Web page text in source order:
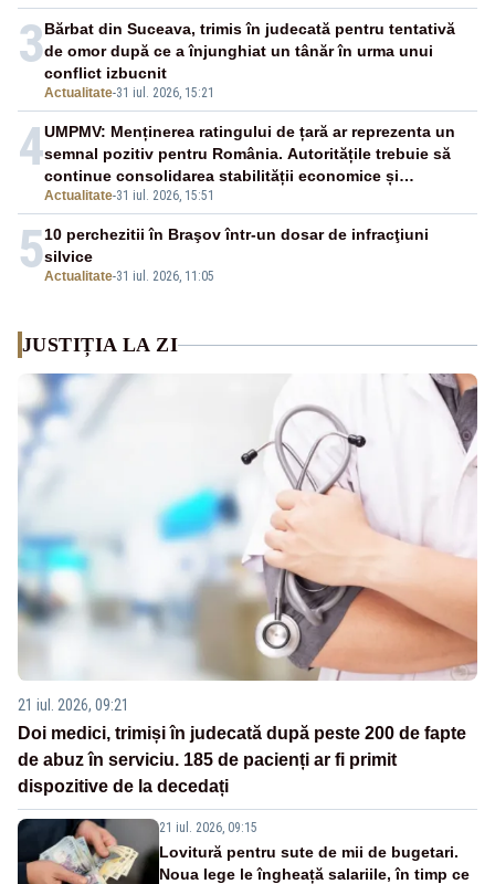
3
Actualitate-31 iul. 2026, 15:21
Bărbat din Suceava, trimis în judecată pentru tentativă
de omor după ce a înjunghiat un tânăr în urma unui
conflict izbucnit
4
Actualitate-31 iul. 2026, 15:51
UMPMV: Menținerea ratingului de țară ar reprezenta un
semnal pozitiv pentru România. Autoritățile trebuie să
continue consolidarea stabilității economice și
financiare
5Actualitate-31 iul. 2026, 11:05
10 perchezitii în Braşov într-un dosar de infracţiuni
silvice
JUSTIȚIA LA ZI
21 iul. 2026, 09:21
Doi medici, trimiși în judecată după peste 200 de fapte
de abuz în serviciu. 185 de pacienți ar fi primit
dispozitive de la decedați
21 iul. 2026, 09:15
Lovitură pentru sute de mii de bugetari.
Noua lege le îngheață salariile, în timp ce